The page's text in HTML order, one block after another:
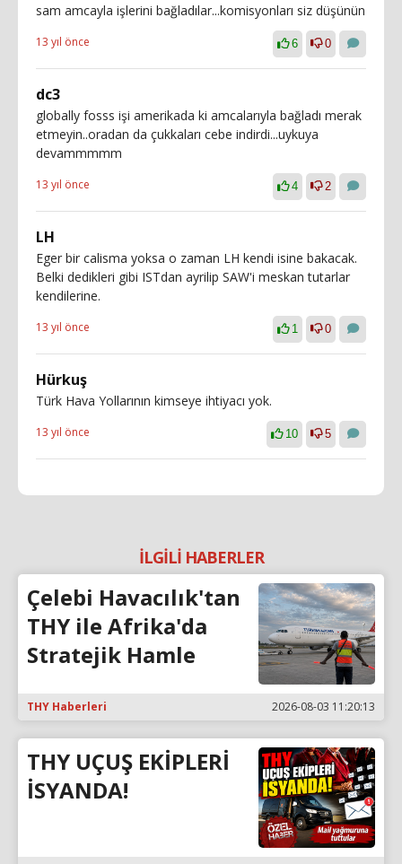
sam amcayla işlerini bağladılar...komisyonları siz düşünün
13 yıl önce 6 0
dc3
globally fosss işi amerikada ki amcalarıyla bağladı merak
etmeyin..oradan da çukkaları cebe indirdi...uykuya
devammmmm
13 yıl önce 4 2
LH
Eger bir calisma yoksa o zaman LH kendi isine bakacak.
Belki dedikleri gibi ISTdan ayrilip SAW'i meskan tutarlar
kendilerine.
13 yıl önce 1 0
Hürkuş
Türk Hava Yollarının kimseye ihtiyacı yok.
13 yıl önce 10 5
İLGİLİ HABERLER
Çelebi Havacılık'tan
THY ile Afrika'da
Stratejik Hamle
THY Haberleri 2026-08-03 11:20:13
THY UÇUŞ EKİPLERİ
İSYANDA!